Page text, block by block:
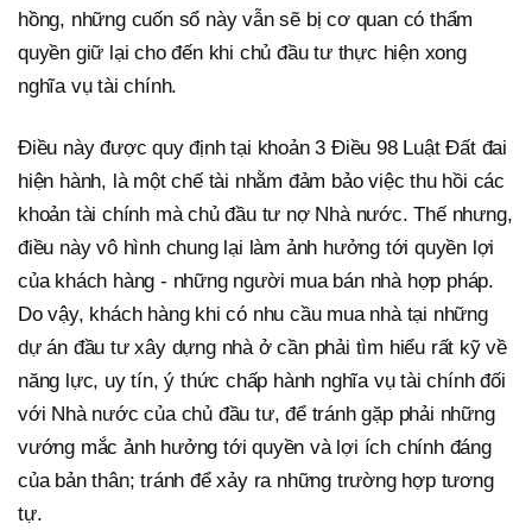
hồng, những cuốn sổ này vẫn sẽ bị cơ quan có thẩm
quyền giữ lại cho đến khi chủ đầu tư thực hiện xong
nghĩa vụ tài chính.
Điều này được quy định tại khoản 3 Điều 98 Luật Đất đai
hiện hành, là một chế tài nhằm đảm bảo việc thu hồi các
khoản tài chính mà chủ đầu tư nợ Nhà nước. Thế nhưng,
điều này vô hình chung lại làm ảnh hưởng tới quyền lợi
của khách hàng - những người mua bán nhà hợp pháp.
Do vậy, khách hàng khi có nhu cầu mua nhà tại những
dự án đầu tư xây dựng nhà ở cần phải tìm hiểu rất kỹ về
năng lực, uy tín, ý thức chấp hành nghĩa vụ tài chính đối
với Nhà nước của chủ đầu tư, để tránh gặp phải những
vướng mắc ảnh hưởng tới quyền và lợi ích chính đáng
của bản thân; tránh để xảy ra những trường hợp tương
tự.